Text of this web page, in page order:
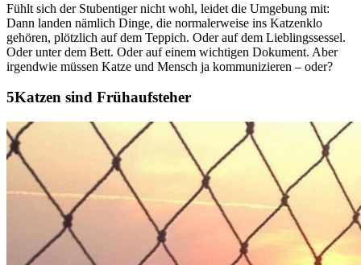
Fühlt sich der Stubentiger nicht wohl, leidet die Umgebung mit:
Dann landen nämlich Dinge, die normalerweise ins Katzenklo
gehören, plötzlich auf dem Teppich. Oder auf dem Lieblingssessel.
Oder unter dem Bett. Oder auf einem wichtigen Dokument. Aber
irgendwie müssen Katze und Mensch ja kommunizieren – oder?
Katzen sind Frühaufsteher